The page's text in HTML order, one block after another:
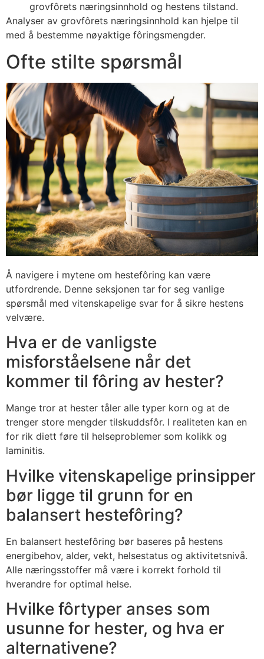
grovfôrets næringsinnhold og hestens tilstand.
Analyser av grovfôrets næringsinnhold kan hjelpe til
med å bestemme nøyaktige fôringsmengder.
Ofte stilte spørsmål
Å navigere i mytene om hestefôring kan være
utfordrende. Denne seksjonen tar for seg vanlige
spørsmål med vitenskapelige svar for å sikre hestens
velvære.
Hva er de vanligste
misforståelsene når det
kommer til fôring av hester?
Mange tror at hester tåler alle typer korn og at de
trenger store mengder tilskuddsfôr. I realiteten kan en
for rik diett føre til helseproblemer som kolikk og
laminitis.
Hvilke vitenskapelige prinsipper
bør ligge til grunn for en
balansert hestefôring?
En balansert hestefôring bør baseres på hestens
energibehov, alder, vekt, helsestatus og aktivitetsnivå.
Alle næringsstoffer må være i korrekt forhold til
hverandre for optimal helse.
Hvilke fôrtyper anses som
usunne for hester, og hva er
alternativene?